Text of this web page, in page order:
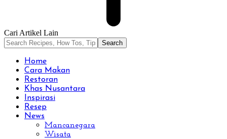
Cari Artikel Lain
Home
Cara Makan
Restoran
Khas Nusantara
Inspirasi
Resep
News
Mancanegara
Wisata